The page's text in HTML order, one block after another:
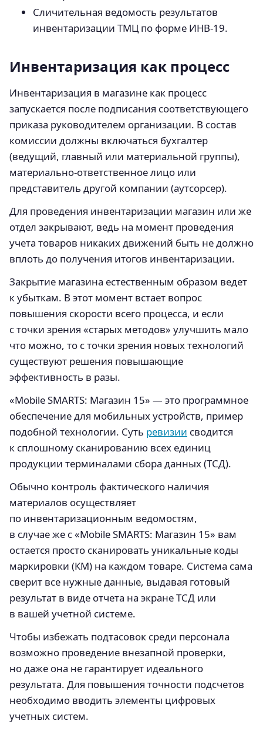
Сличительная ведомость результатов
инвентаризации ТМЦ по форме ИНВ-19.
Инвентаризация как процесс
Инвентаризация в магазине как процесс
запускается после подписания соответствующего
приказа руководителем организации. В состав
комиссии должны включаться бухгалтер
(ведущий, главный или материальной группы),
материально-ответственное лицо или
представитель другой компании (аутсорсер).
Для проведения инвентаризации магазин или же
отдел закрывают, ведь на момент проведения
учета товаров никаких движений быть не должно
вплоть до получения итогов инвентаризации.
Закрытие магазина естественным образом ведет
к убыткам. В этот момент встает вопрос
повышения скорости всего процесса, и если
с точки зрения «старых методов» улучшить мало
что можно, то с точки зрения новых технологий
существуют решения повышающие
эффективность в разы.
«Mobile SMARTS: Магазин 15» — это программное
обеспечение для мобильных устройств, пример
подобной технологии. Суть ревизии сводится
к сплошному сканированию всех единиц
продукции терминалами сбора данных (ТСД).
Обычно контроль фактического наличия
материалов осуществляет
по инвентаризационным ведомостям,
в случае же с «Mobile SMARTS: Магазин 15» вам
остается просто сканировать уникальные коды
маркировки (КМ) на каждом товаре. Система сама
сверит все нужные данные, выдавая готовый
результат в виде отчета на экране ТСД или
в вашей учетной системе.
Чтобы избежать подтасовок среди персонала
возможно проведение внезапной проверки,
но даже она не гарантирует идеального
результата. Для повышения точности подсчетов
необходимо вводить элементы цифровых
учетных систем.